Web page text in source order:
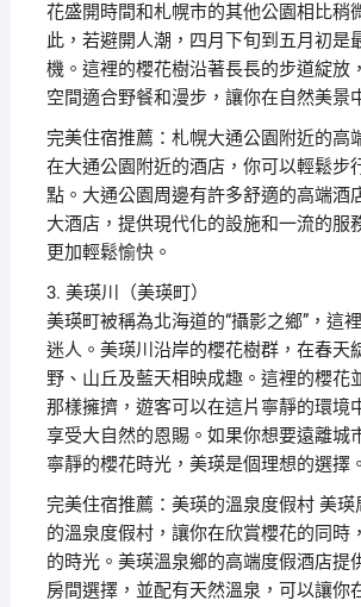
花盛開時間和札幌市的其他公園相比稍
此，若避開人潮，四月下旬到五月初是
機。這裡的櫻花樹沿著長長的步道綻放
空間適合野餐和漫步，讓你在自然美景
完美住宿推薦：札幌大通公園附近的高
在大通公園附近的酒店，你可以輕鬆步
點。大通公園周邊有許多舒適的高端酒
大酒店，提供現代化的設施和一流的服
更加輕鬆愉快。
3. 美瑛川（美瑛町）
美瑛町被稱為北海道的“攝影之鄉”，這
迷人。美瑛川沿岸的櫻花樹群，在春天
野、山丘及藍天相映成趣。這裡的櫻花
那樣擁擠，遊客可以在這片寧靜的環境
享受大自然的恩賜。如果你想要遠離城
寧靜的櫻花時光，美瑛是個理想的選擇。
完美住宿推薦：美瑛的溫泉度假村 美
的溫泉度假村，讓你在欣賞櫻花的同時
的時光。美瑛溫泉鄉的高端度假酒店提
房間選擇，並配有天然溫泉，可以讓你